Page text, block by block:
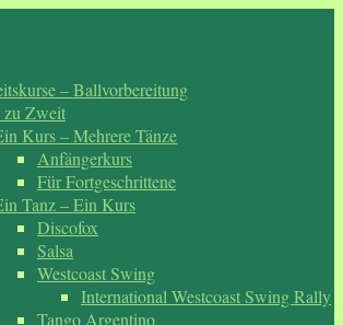
– Ballvorbereitung
zu Zweit
Kurs – Mehrere Tänze
Anfängerkurs
Für Fortgeschrittene
Tanz – Ein Kurs
Discofox
Salsa
Westcoast Swing
International Westcoast Swing Rally
Tango Argentino